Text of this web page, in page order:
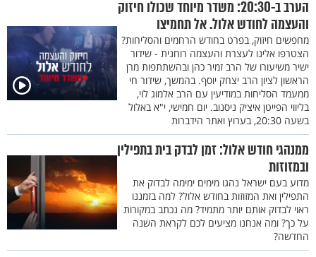
הערב ב-20:30: משדר מיוחד שכולו חיזוק
והעצמה לחודש אלול. אל תחמיצו
מחפשים חיזוק, בפרט בחודש הרחמים והסליחות?
הצטרפו אלינו לעצרת והעצמה רוחנית - שידור
ישיר משיעורו של הרב זמיר כהן ובהשתתפות מרן
הראשון לציון הרב יצחק יוסף. בהמשך, שידור חי
ממעמד הסליחות במודיעין עם הרב אלמוג לוי,
בליווי הפייטן איציק ניסנוב. יום חמישי, י"א באלול
בשעה 20:30, בערוץ ואתר הידברות
ממנהגי חודש אלול: זמן לבדק בית בתפילין
ובמזוזות
מדוע בעם ישראל נהגו מימים ימימה לבדוק את
התפילין ואת המזוזות בחודש אלול? למה בזמננו
ראוי לבדוק אותם יותר מתמיד? מה נכתב במקורות
על כך? ומה אנחנו מציעים לכם לקראת השנה
החדשה?